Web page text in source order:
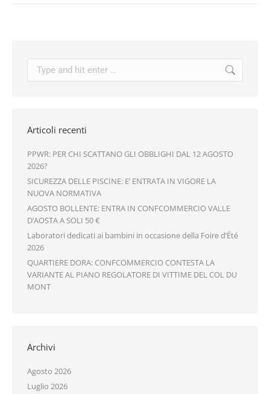
Articoli recenti
PPWR: PER CHI SCATTANO GLI OBBLIGHI DAL 12 AGOSTO
2026?
SICUREZZA DELLE PISCINE: E’ ENTRATA IN VIGORE LA
NUOVA NORMATIVA
AGOSTO BOLLENTE: ENTRA IN CONFCOMMERCIO VALLE
D’AOSTA A SOLI 50 €
Laboratori dedicati ai bambini in occasione della Foire
d’Été 2026
QUARTIERE DORA: CONFCOMMERCIO CONTESTA LA
VARIANTE AL PIANO REGOLATORE DI VITTIME DEL COL
DU MONT
Archivi
Agosto 2026
Luglio 2026